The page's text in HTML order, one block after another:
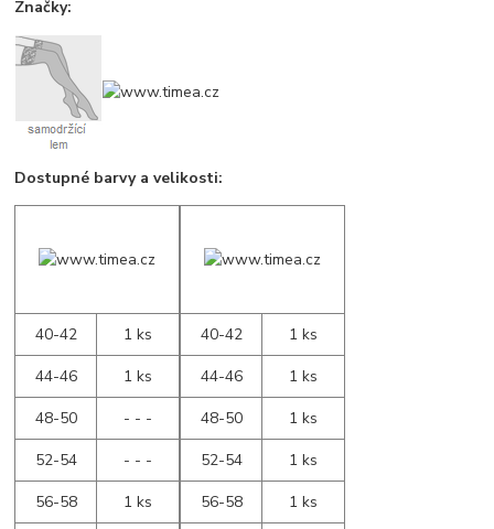
Značky:
Dostupné barvy a velikosti:
40-42
1 ks
44-46
1 ks
48-50
- - -
52-54
- - -
56-58
1 ks
40-42
1 ks
44-46
1 ks
48-50
1 ks
52-54
1 ks
56-58
1 ks